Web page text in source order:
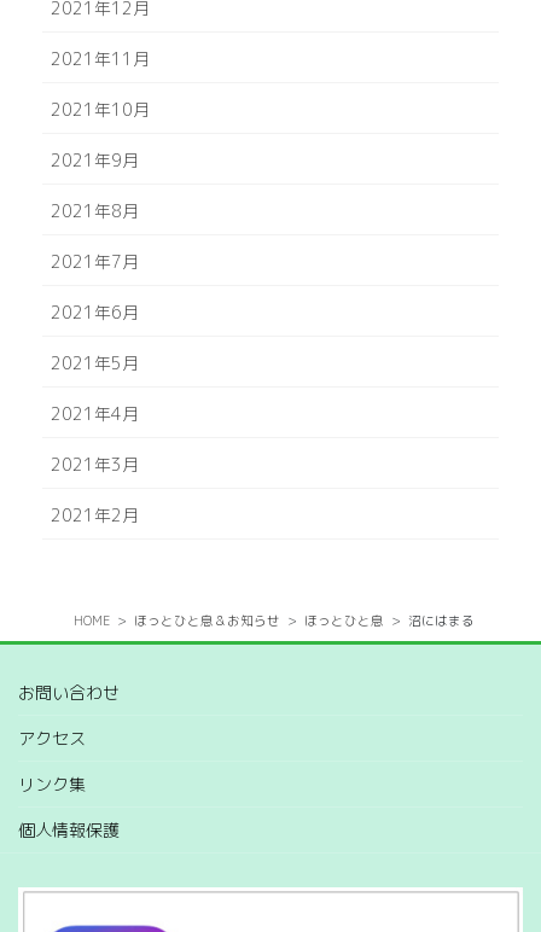
2021年12月
2021年11月
2021年10月
2021年9月
2021年8月
2021年7月
2021年6月
2021年5月
2021年4月
2021年3月
2021年2月
HOME ほっとひと息＆お知らせ ほっとひと息 沼にはまる
お問い合わせ
アクセス
リンク集
個人情報保護